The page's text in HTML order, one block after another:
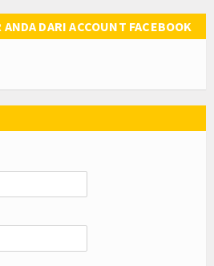
DARI ACCOUNT FACEBOOK